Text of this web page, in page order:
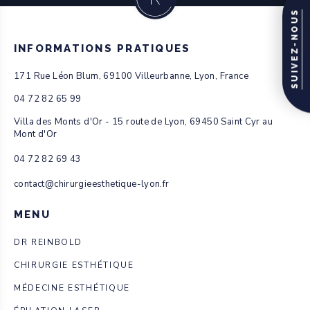
SUIVEZ-NOUS
Je vous précise que j’ai une ordonnance de mon
Merci à vous de me répondre .
DR CHRISTOPHE
pas encore pour la cuisse.
Bien cordialement
INFORMATIONS PRATIQUES
171 Rue Léon Blum, 69100 Villeurbanne, Lyon, France
04 72 82 65 99
Villa des Monts d'Or - 15 route de Lyon, 69450 Saint Cyr au
Mont d'Or
04 72 82 69 43
contact@chirurgieesthetique-lyon.fr
MENU
DR REINBOLD
CHIRURGIE ESTHÉTIQUE
MÉDECINE ESTHÉTIQUE